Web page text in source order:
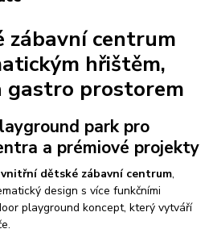
zábavní centrum
hřištěm,
gastro prostorem
park pro
a prémiové projekty
vnitřní dětské zábavní centrum,
design s více funkčními
playground koncept, který vytváří